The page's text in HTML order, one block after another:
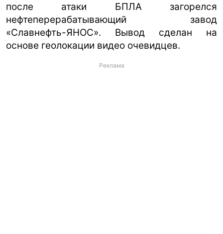
после атаки БПЛА загорелся
нефтеперерабатывающий завод
«Славнефть-ЯНОС». Вывод сделан на
основе геолокации видео очевидцев.
Реклама